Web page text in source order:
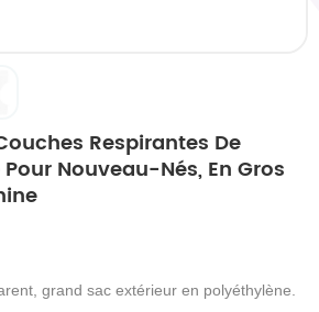
Respirantes De
Nouveau-Nés, En Gros
grand sac extérieur en polyéthylène.